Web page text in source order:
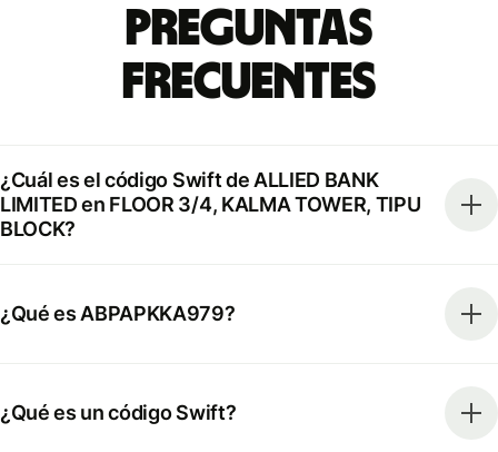
Preguntas
Frecuentes
¿Cuál es el código Swift de ALLIED BANK
LIMITED en FLOOR 3/4, KALMA TOWER, TIPU
BLOCK?
¿Qué es ABPAPKKA979?
¿Qué es un código Swift?